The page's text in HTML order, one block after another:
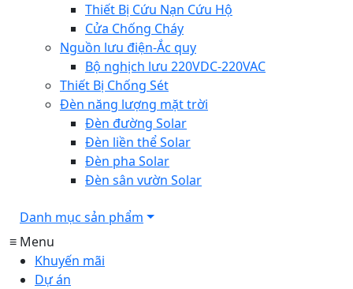
Thiết Bị Cứu Nạn Cứu Hộ
Cửa Chống Cháy
Nguồn lưu điện-Ắc quy
Bộ nghịch lưu 220VDC-220VAC
Thiết Bị Chống Sét
Đèn năng lượng mặt trời
Đèn đường Solar
Đèn liền thể Solar
Đèn pha Solar
Đèn sân vườn Solar
Danh mục sản phẩm
≡ Menu
Khuyến mãi
Dự án